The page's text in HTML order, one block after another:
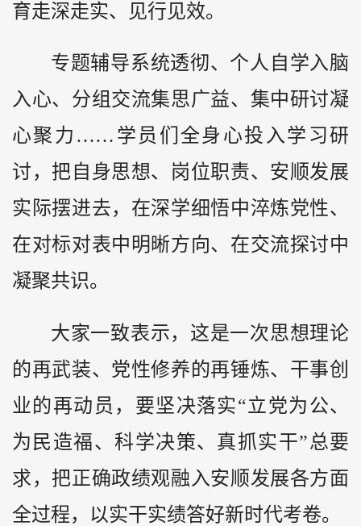
育走深走实、见行见效。
专题辅导系统透彻、个人自学入脑
入心、分组交流集思广益、集中研讨凝
心聚力……学员们全身心投入学习研
讨，把自身思想、岗位职责、安顺发展
实际摆进去，在深学细悟中淬炼党性、
在对标对表中明晰方向、在交流探讨中
凝聚共识。
大家一致表示，这是一次思想理论
的再武装、党性修养的再锤炼、干事创
业的再动员，要坚决落实“立党为公、
为民造福、科学决策、真抓实干”总要
求，把正确政绩观融入安顺发展各方面
全过程，以实干实绩答好新时代考卷。